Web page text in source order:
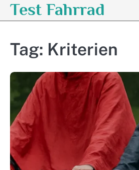
SkipTest Fahrrad
Tag: Kriterien